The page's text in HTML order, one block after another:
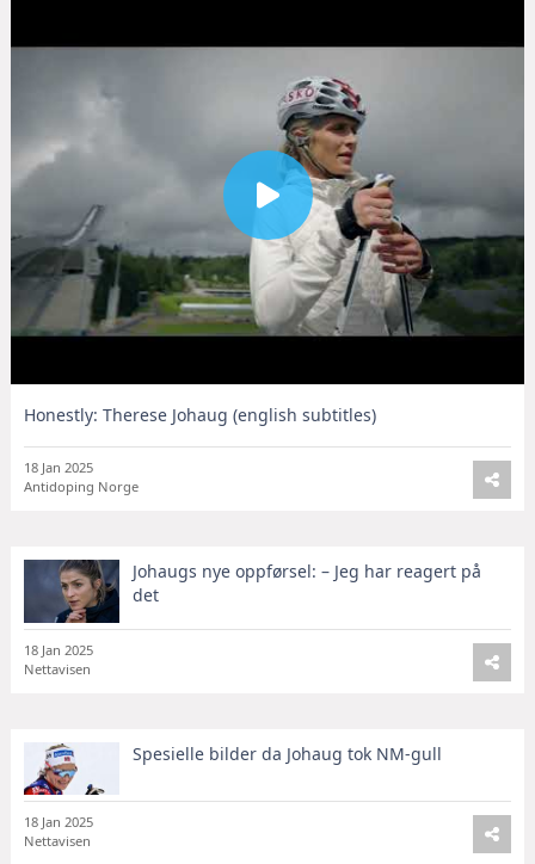
Honestly: Therese Johaug (english subtitles)
18 Jan 2025
Antidoping Norge
Johaugs nye oppførsel: – Jeg har reagert på
det
18 Jan 2025
Nettavisen
Spesielle bilder da Johaug tok NM-gull
18 Jan 2025
Nettavisen